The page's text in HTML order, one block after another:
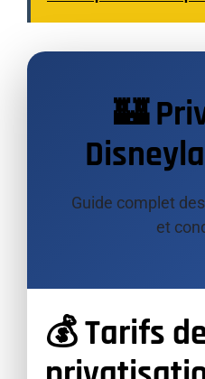
🏰
Guide complet
et
💰 Tarifs